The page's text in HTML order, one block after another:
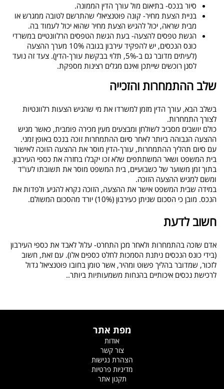
סיור בנכס- בתיאום מול עורך הדין הממונה.
בניית הצעת מחיר- קונה פוטנציאלי שהתרשם לטובה ממגרש או
מבית שראה, יכול להגיש הצעת מחיר שהוא יכול לעמוד בה.
הגשת טפסים להצעה- בעת הגשת הטפסים הרלוונטיים במשרדי
כונס הנכסים, יש להפקיד עירבון בגובה 10% מערך ההצעה
(לעיתים מדובר גם ב-5%, תלוי בבקשת עורך-הדין). צעד זה נועד
לסנן רוכשים שייתכן ואינם מגלים רצינות מספקת.
שלב ההתמחרות והזכייה
בשלב הבא, עורך הדין מזמן למשרדו את מי שהגיש הצעות רלוונטיות
לצורך התמחרות.
כולם יושבים מסביב לשולחן ומבצעים מעין מכירה פומבית, כאשר מגיש
ההצעה הגבוהה ביותר לאחר סיום ההתמחרות זוכה בנכס באופן זמני.
עם סיום תהליך ההתמחרות, עורך-הדין מוסר את ההצעה הזוכה לאישור
בית המשפט ושאר המשתתפים שלא זכו יקבלו בחזרה את כספי העירבון.
בתוך זמן משוער של כשבועיים, בית המשפט מוסר את תשובתו לעו"ד
ומשם למגיש ההצעה הזוכה.
במידה שבית המשפט אישר את ההצעה, הזוכה נקרא להגיע ולפדות את
הנכס. מובן כי הסכום שניתן כעירבון (10%) יורד מהסכום המשולם
.
חשוב לדעת
אדם שזכה בהתמחרות ולאחר מכן התחרט- עלול לאבד את כספי העירבון
(בידי כונס הנכסים ניתנת הסמכות לחלט כספים אלו). עם זאת, חשוב
לזכור, שמדובר בהליך פשוט ומהיר, אשר טומן בחובו פוטנציאל גדול
לרכישת נכסים איכותיים בהנחות משמעותיות ביותר..
מפת אתר
אודות
צור קשר
הצהרת נגישות
מדיניות פרטיות
תקנון אתר